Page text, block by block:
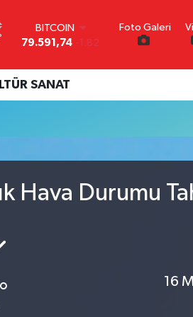
BITCOIN
79.591,74 -1.82
45,43620 0.02
EURO
53,38690 0.19
6862,09000 0.19
14.598,00
0
Foto Galeri
SANAT
Hava Durumu
°
16